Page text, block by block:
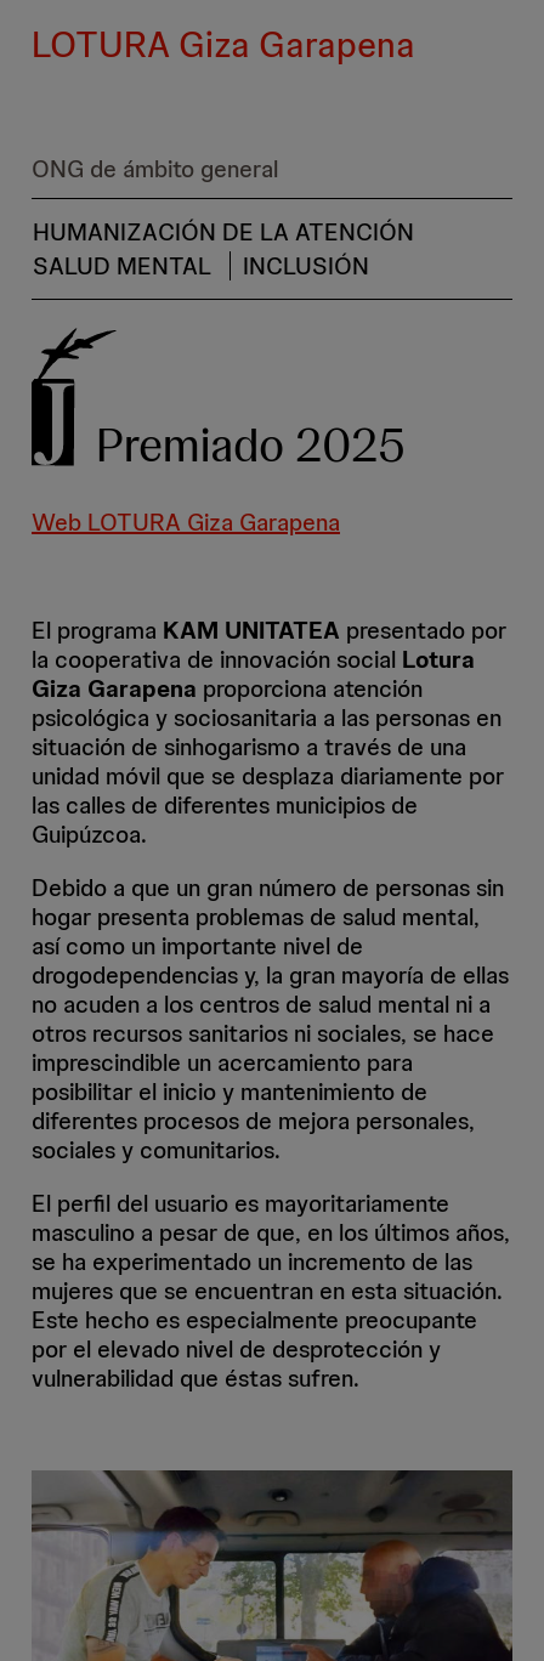
LOTURA Giza Garapena
ONG de ámbito general
HUMANIZACIÓN DE LA ATENCIÓN
SALUD MENTAL
INCLUSIÓN
Premiado 2025
Web LOTURA Giza Garapena
El programa KAM UNITATEA presentado por
la cooperativa de innovación social Lotura
Giza Garapena proporciona atención
psicológica y sociosanitaria a las personas en
situación de sinhogarismo a través de una
unidad móvil que se desplaza diariamente por
las calles de diferentes municipios de
Guipúzcoa.
Debido a que un gran número de personas sin
hogar presenta problemas de salud mental,
así como un importante nivel de
drogodependencias y, la gran mayoría de ellas
no acuden a los centros de salud mental ni a
otros recursos sanitarios ni sociales, se hace
imprescindible un acercamiento para
posibilitar el inicio y mantenimiento de
diferentes procesos de mejora personales,
sociales y comunitarios.
El perfil del usuario es mayoritariamente
masculino a pesar de que, en los últimos años,
se ha experimentado un incremento de las
mujeres que se encuentran en esta situación.
Este hecho es especialmente preocupante
por el elevado nivel de desprotección y
vulnerabilidad que éstas sufren.